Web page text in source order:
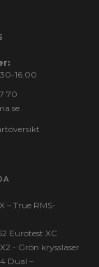
16.00
70
– True RMS-
Eurotest XC
- Grön krysslaser
Dual –